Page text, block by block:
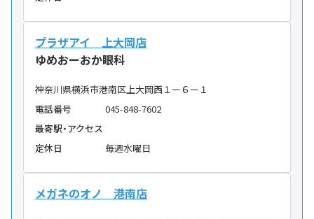
プラザアイ 上大岡店
ゆめおーおか眼科
神奈川県横浜市港南区上大岡西１ー６ー１
電話番号
045-848-7602
最寄駅・アクセス
定休日
毎週水曜日
メガネのオノ 港南店